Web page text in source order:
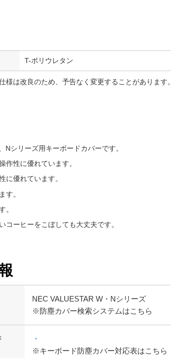
T-ポリウレタン
様は改良のため、予告なく変更することがあります。
Nシリーズ用キーボードカバーです。
作性に優れています。
に優れています。
す。
。
コーヒーをこぼしても大丈夫です。
NEC VALUESTAR W・Nシリーズ
※防塵カバー検索システムはこちら
・
※キーボード防塵カバー対応表はこちら